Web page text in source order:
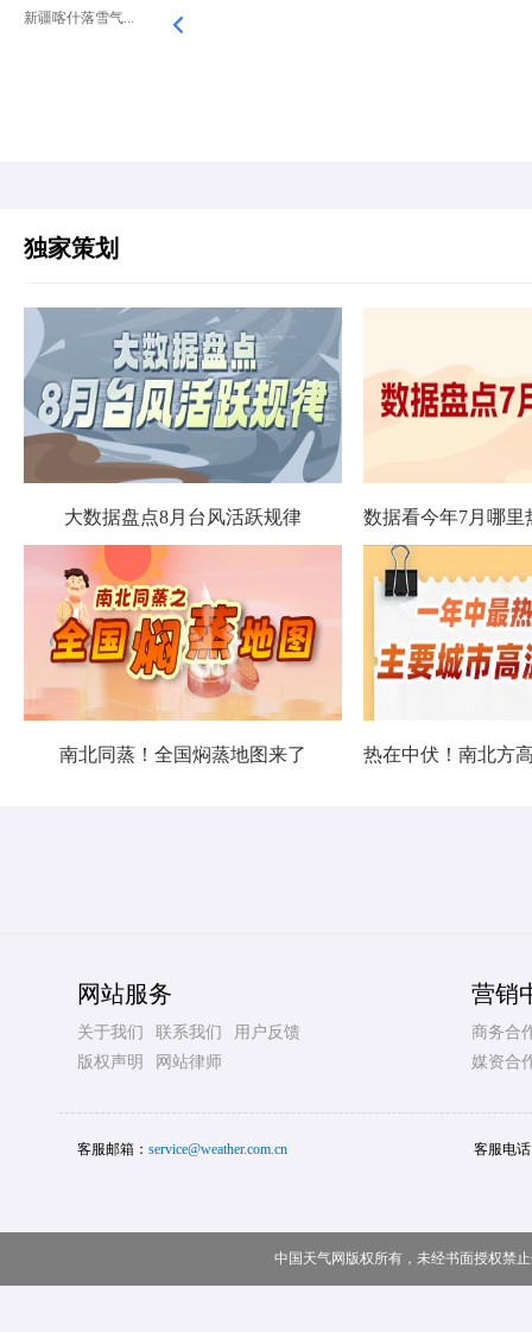
新疆喀什落雪气...
独家策划
大数据盘点8月台风活跃规律
南北同蒸！全国焖蒸地图来了
网站服务
关于我们 联系我们
用户反馈
版权声明
网站律师
营销
商务合
媒资合
客服邮箱： service@weather.com.cn 客服电
中国天气网版权所有，未经书面授权